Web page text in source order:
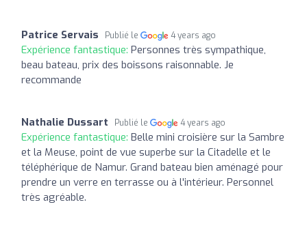
Patrice Servais Publié le 4 years ago
Expérience fantastique: Personnes très sympathique,
beau bateau, prix des boissons raisonnable. Je
recommande
Nathalie Dussart Publié le 4 years ago
Expérience fantastique: Belle mini croisière sur la Sambre
et la Meuse, point de vue superbe sur la Citadelle et le
téléphérique de Namur. Grand bateau bien aménagé pour
prendre un verre en terrasse ou à l'intérieur. Personnel
très agréable.